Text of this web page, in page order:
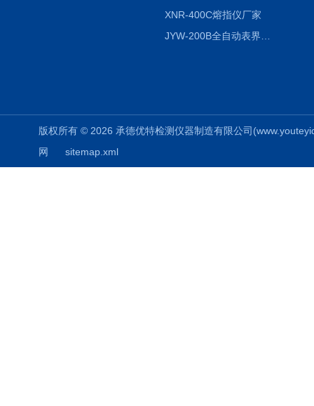
XNR-400C熔指仪厂家
版权所有 © 2026 承德优特检测仪器制造有限公司
网
sitemap.xml